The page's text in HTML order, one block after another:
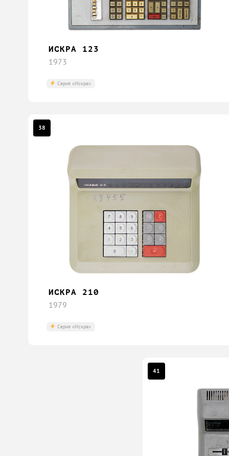
ИСКРА 123
1973
Серия «Искра»
38
ИСКРА 210
1979
Серия «Искра»
41